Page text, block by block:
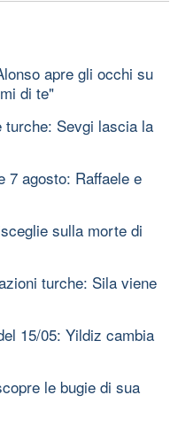
apre gli occhi su
di te"
turche: Sevgi lascia la
7 agosto: Raffaele e
sulla morte di
turche: Sila viene
15/05: Yildiz cambia
le bugie di sua